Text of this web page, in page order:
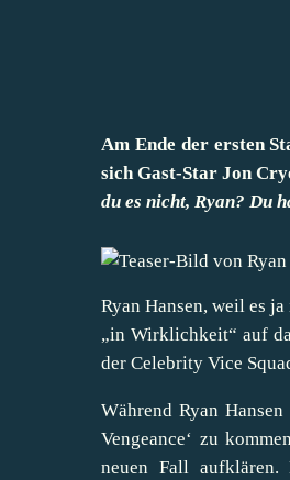
Am Ende der ersten
sich Gast-Star Jon
du es nicht, Ryan? Du
Ryan Hansen, weil es
„in Wirklichkeit“ auf
der Celebrity Vice
Während Ryan
Vengeance‘ zu
neuen Fall